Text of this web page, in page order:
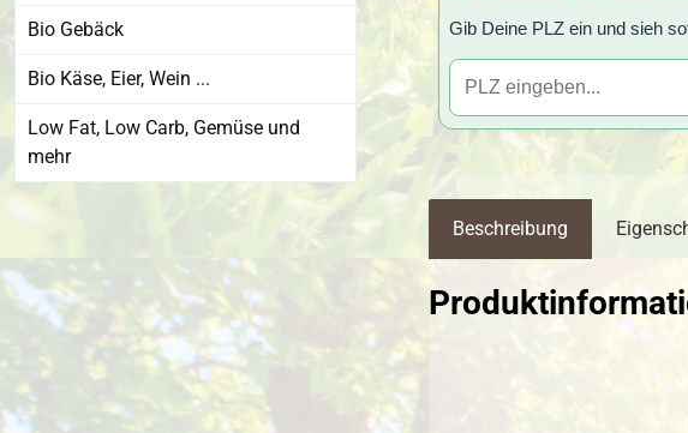
Bio Gebäck
Bio Käse, Eier, Wein ...
Low Fat, Low Carb, Gemüse und
mehr
Gib Deine PLZ ein und sieh
Beschreibung